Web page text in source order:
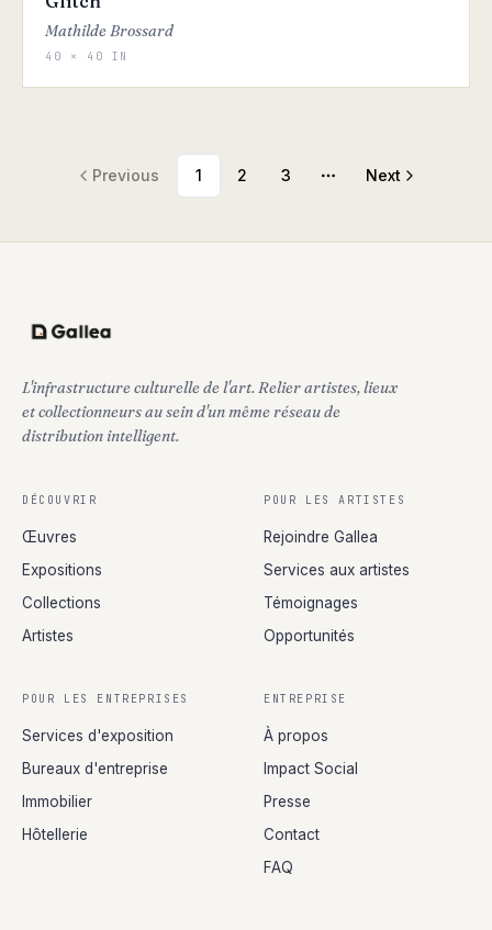
Mathilde Brossard
40 × 40 IN
Previous 1 2 3
More pages
Next
L'infrastructure culturelle de l'art. Relier artistes, lieux
et collectionneurs au sein d'un même réseau de
distribution intelligent.
DÉCOUVRIR
Œuvres
Expositions
Collections
Artistes
POUR LES ARTISTES
Rejoindre Gallea
Services aux artistes
Témoignages
Opportunités
POUR LES ENTREPRISES
Services d'exposition
Bureaux d'entreprise
Immobilier
Hôtellerie
ENTREPRISE
À propos
Impact Social
Presse
Contact
FAQ